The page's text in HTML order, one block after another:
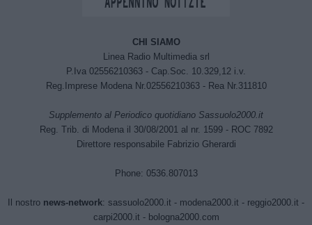
CHI SIAMO
Linea Radio Multimedia srl
P.Iva 02556210363 - Cap.Soc. 10.329,12 i.v.
Reg.Imprese Modena Nr.02556210363 - Rea Nr.311810
Supplemento al Periodico quotidiano Sassuolo2000.it
Reg. Trib. di Modena il 30/08/2001 al nr. 1599 - ROC 7892
Direttore responsabile Fabrizio Gherardi
Phone: 0536.807013
Il nostro news-network: sassuolo2000.it - modena2000.it - reggio2000.it -
carpi2000.it- bologna2000.com